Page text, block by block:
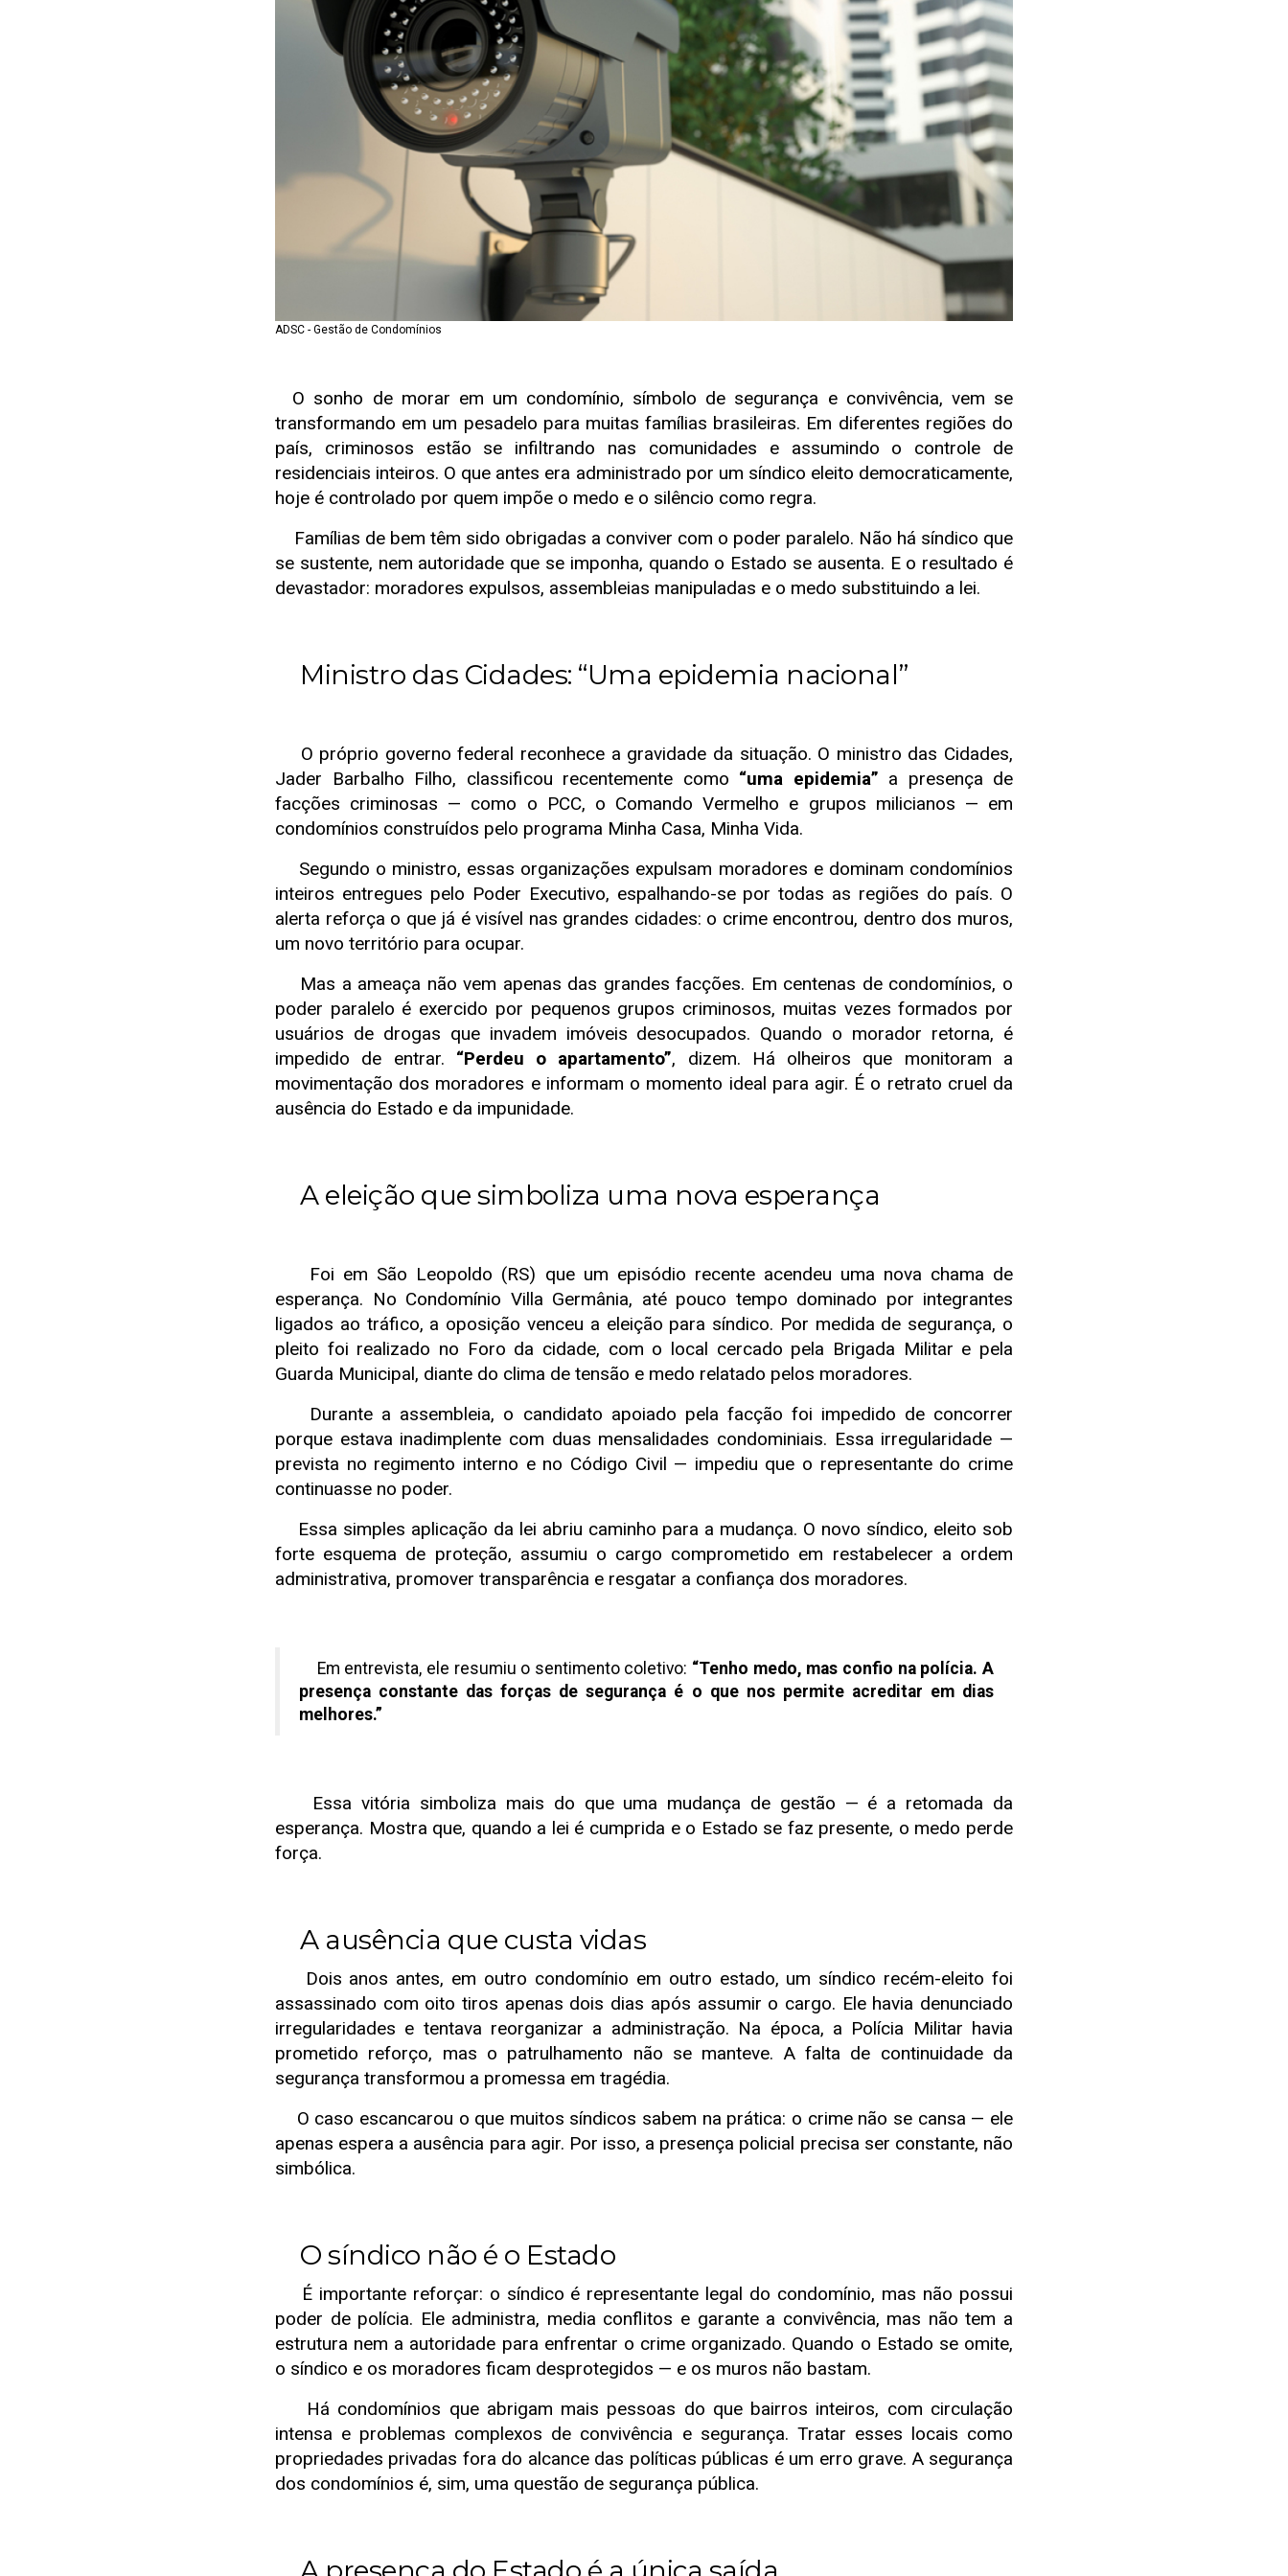
ADSC - Gestão de Condomínios
O sonho de morar em um condomínio, símbolo de segurança e convivência, vem se
transformando em um pesadelo para muitas famílias brasileiras. Em diferentes regiões do
país, criminosos estão se infiltrando nas comunidades e assumindo o controle de
residenciais inteiros. O que antes era administrado por um síndico eleito democraticamente,
hoje é controlado por quem impõe o medo e o silêncio como regra.
Famílias de bem têm sido obrigadas a conviver com o poder paralelo. Não há síndico que
se sustente, nem autoridade que se imponha, quando o Estado se ausenta. E o resultado é
devastador: moradores expulsos, assembleias manipuladas e o medo substituindo a lei.
Ministro das Cidades: “Uma epidemia nacional”
O próprio governo federal reconhece a gravidade da situação. O ministro das Cidades,
Jader Barbalho Filho, classificou recentemente como “uma epidemia” a presença de
facções criminosas — como o PCC, o Comando Vermelho e grupos milicianos — em
condomínios construídos pelo programa Minha Casa, Minha Vida.
Segundo o ministro, essas organizações expulsam moradores e dominam condomínios
inteiros entregues pelo Poder Executivo, espalhando-se por todas as regiões do país. O
alerta reforça o que já é visível nas grandes cidades: o crime encontrou, dentro dos muros,
um novo território para ocupar.
Mas a ameaça não vem apenas das grandes facções. Em centenas de condomínios, o
poder paralelo é exercido por pequenos grupos criminosos, muitas vezes formados por
usuários de drogas que invadem imóveis desocupados. Quando o morador retorna, é
impedido de entrar. “Perdeu o apartamento”, dizem. Há olheiros que monitoram a
movimentação dos moradores e informam o momento ideal para agir. É o retrato cruel da
ausência do Estado e da impunidade.
A eleição que simboliza uma nova esperança
Foi em São Leopoldo (RS) que um episódio recente acendeu uma nova chama de
esperança. No Condomínio Villa Germânia, até pouco tempo dominado por integrantes
ligados ao tráfico, a oposição venceu a eleição para síndico. Por medida de segurança, o
pleito foi realizado no Foro da cidade, com o local cercado pela Brigada Militar e pela
Guarda Municipal, diante do clima de tensão e medo relatado pelos moradores.
Durante a assembleia, o candidato apoiado pela facção foi impedido de concorrer
porque estava inadimplente com duas mensalidades condominiais. Essa irregularidade —
prevista no regimento interno e no Código Civil — impediu que o representante do crime
continuasse no poder.
Essa simples aplicação da lei abriu caminho para a mudança. O novo síndico, eleito sob
forte esquema de proteção, assumiu o cargo comprometido em restabelecer a ordem
administrativa, promover transparência e resgatar a confiança dos moradores.
Em entrevista, ele resumiu o sentimento coletivo: “Tenho medo, mas confio na polícia. A
presença constante das forças de segurança é o que nos permite acreditar em dias
melhores.”
Essa vitória simboliza mais do que uma mudança de gestão — é a retomada da
esperança. Mostra que, quando a lei é cumprida e o Estado se faz presente, o medo perde
força.
A ausência que custa vidas
Dois anos antes, em outro condomínio em outro estado, um síndico recém-eleito foi
assassinado com oito tiros apenas dois dias após assumir o cargo. Ele havia denunciado
irregularidades e tentava reorganizar a administração. Na época, a Polícia Militar havia
prometido reforço, mas o patrulhamento não se manteve. A falta de continuidade da
segurança transformou a promessa em tragédia.
O caso escancarou o que muitos síndicos sabem na prática: o crime não se cansa — ele
apenas espera a ausência para agir. Por isso, a presença policial precisa ser constante, não
simbólica.
O síndico não é o Estado
É importante reforçar: o síndico é representante legal do condomínio, mas não possui
poder de polícia. Ele administra, media conflitos e garante a convivência, mas não tem a
estrutura nem a autoridade para enfrentar o crime organizado. Quando o Estado se omite,
o síndico e os moradores ficam desprotegidos — e os muros não bastam.
Há condomínios que abrigam mais pessoas do que bairros inteiros, com circulação
intensa e problemas complexos de convivência e segurança. Tratar esses locais como
propriedades privadas fora do alcance das políticas públicas é um erro grave. A segurança
dos condomínios é, sim, uma questão de segurança pública.